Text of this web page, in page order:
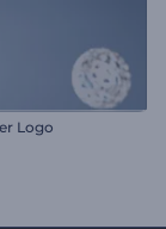
Logo